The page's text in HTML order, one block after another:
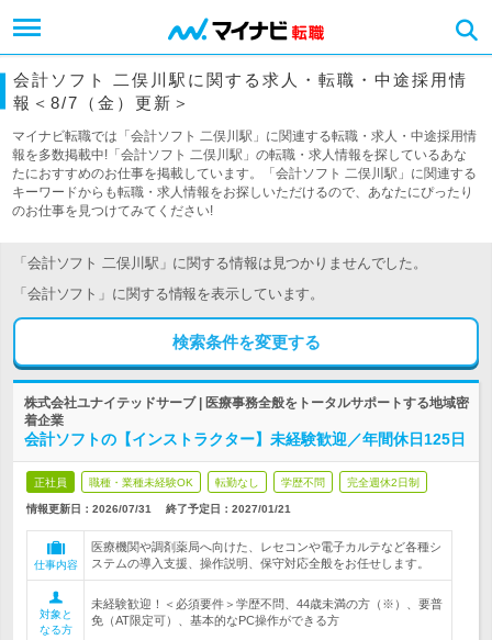
会計ソフト 二俣川駅に関する求人・転職・中途採用情
報＜8/7（金）更新＞
マイナビ転職では「会計ソフト 二俣川駅」に関連する転職・求人・中途採用情
報を多数掲載中!「会計ソフト 二俣川駅」の転職・求人情報を探しているあな
たにおすすめのお仕事を掲載しています。「会計ソフト 二俣川駅」に関連する
キーワードからも転職・求人情報をお探しいただけるので、あなたにぴったり
のお仕事を見つけてみてください!
「会計ソフト 二俣川駅」に関する情報は見つかりませんでした。
「会計ソフト」に関する情報を表示しています。
検索条件を変更する
株式会社ユナイテッドサーブ | 医療事務全般をトータルサポートする地域密
着企業
会計ソフトの【インストラクター】未経験歓迎／年間休日125日
正社員 職種・業種未経験OK 転勤なし 学歴不問 完全週休2日制
情報更新日：2026/07/31 終了予定日： 2027/01/21
仕事内容
医療機関や調剤薬局へ向けた、レセコンや電子カルテなど各種シ
ステムの導入支援、操作説明、保守対応全般をお任せします。
対象と
なる方
未経験歓迎！＜必須要件＞学歴不問、44歳未満の方（※）、要普
免（AT限定可）、基本的なPC操作ができる方